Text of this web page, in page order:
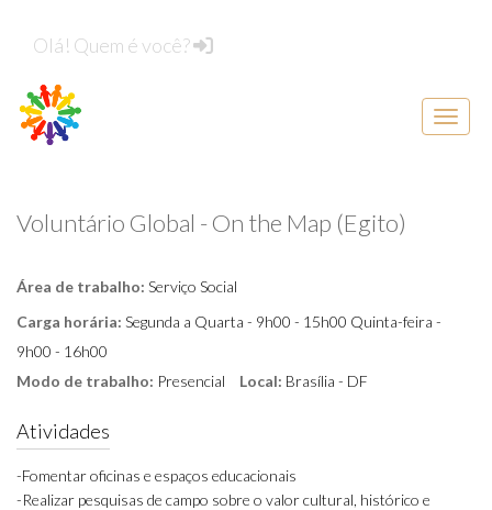
Olá! Quem é você?
Menu
Voluntário Global - On the Map (Egito)
Área de trabalho: Serviço Social
Carga horária: Segunda a Quarta - 9h00 - 15h00 Quinta-feira -
9h00 - 16h00
Modo de trabalho: Presencial Local: Brasília - DF
Atividades
-Fomentar oficinas e espaços educacionais
-Realizar pesquisas de campo sobre o valor cultural, histórico e